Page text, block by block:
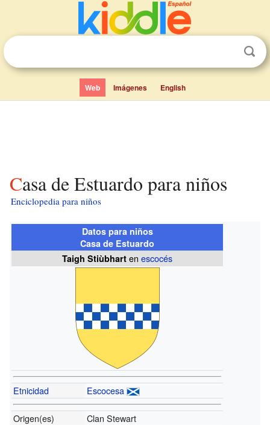
Web Imágenes English
Casa de Estuardo para niños
Enciclopedia para niños
Datos para niños
Casa de Estuardo
Taigh Stiùbhart enescocés
Etnicidad Escocesa
Origen(es)
Clan Stewart